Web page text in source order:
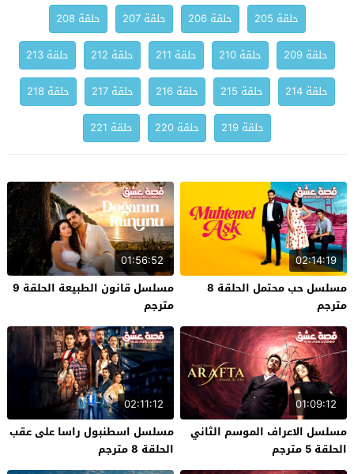
حلقة 205
حلقة 206 حلقة 207
حلقة 208
حلقة 209
حلقة 210 حلقة 211 حلقة 212
حلقة 213
حلقة 214
حلقة 215 حلقة 216 حلقة 217
حلقة 218
حلقة 219
حلقة 220 حلقة 221
02:14:19
مسلسل حب محتمل الحلقة 8
مترجم
01:56:52
مسلسل قانون الطبيعة الحلقة 9
مترجم
01:09:12
مسلسل الاعراف الموسم الثاني
الحلقة 5 مترجم
02:11:12
مسلسل اسطنبول راسا على عقب
الحلقة 8 مترجم